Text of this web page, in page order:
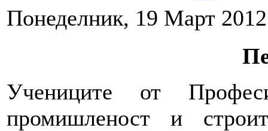
Понеделник, 19 Март
Учениците от
промишленост и